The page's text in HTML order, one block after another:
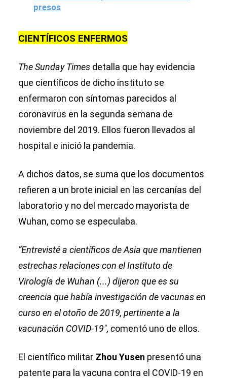
presos
CIENTÍFICOS ENFERMOS
The Sunday Times detalla que hay evidencia
que científicos de dicho instituto se
enfermaron con síntomas parecidos al
coronavirus en la segunda semana de
noviembre del 2019. Ellos fueron llevados al
hospital e inició la pandemia.
A dichos datos, se suma que los documentos
refieren a un brote inicial en las cercanías del
laboratorio y no del mercado mayorista de
Wuhan, como se especulaba.
“Entrevisté a científicos de Asia que mantienen
estrechas relaciones con el Instituto de
Virología de Wuhan (...) dijeron que es su
creencia que había investigación de vacunas en
curso en el otoño de 2019, pertinente a la
vacunación COVID-19″, comentó uno de ellos.
El científico militar Zhou Yusen presentó una
patente para la vacuna contra el COVID-19 en